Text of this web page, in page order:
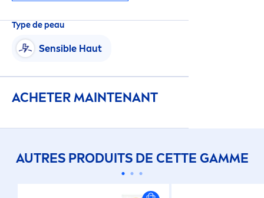
Type de peau
Sensible Haut
ACHETER MAINTENANT
AUTRES PRODUITS DE CETTE GAMME